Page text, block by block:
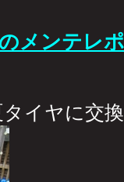
メンテレ
イヤに交換